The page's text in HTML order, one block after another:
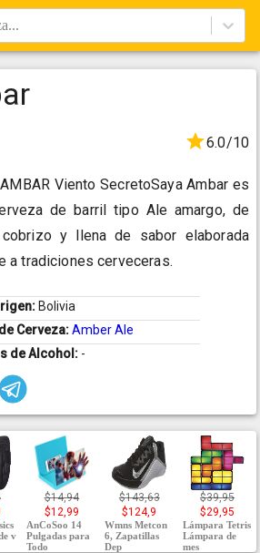
6.0/10
AMBAR Viento SecretoSaya Ambar es
de barril tipo Ale amargo, de
y llena de sabor elaborada
a tradiciones cerveceras.
Bolivia
Cerveza:Amber Ale
de Alcohol: -
v
$14,94
$12,99
AnCoSoo 14
Pulgadas para
Todo
$143,63
$124,9
Wmns Metcon
6, Zapatillas
Dep
$39,95
$29,95
Lámpara Tetris
Lámpara de
mes